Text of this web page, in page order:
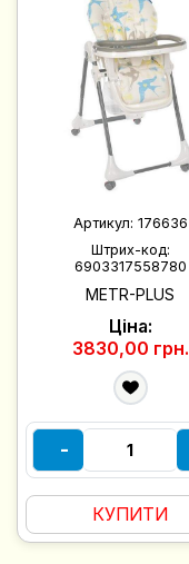
Артикул: 176636
Штрих-код:
6903317558780
METR-PLUS
Ціна:
3830,00 грн.
-
КУПИТИ